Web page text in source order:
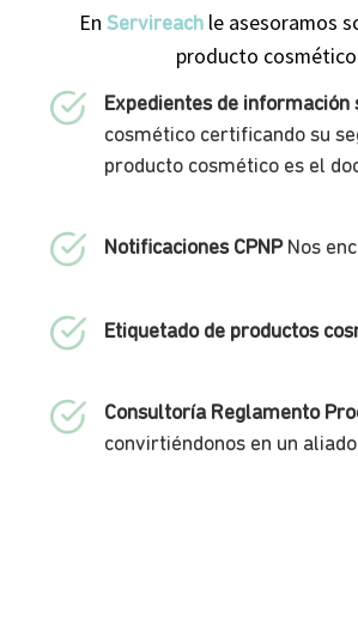
En Servireachle asesoramos
producto
Expedientes de
cosmético certificando su
producto cosmético es el
Notificaciones CPNPNos
Etiquetado de productos
Consultoría Reglamento
convirtiéndonos en un